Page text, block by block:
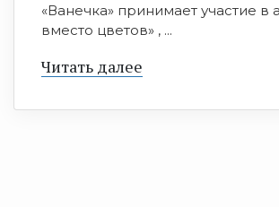
«Ванечка» принимает участие в
вместо цветов» , ...
Читать далее